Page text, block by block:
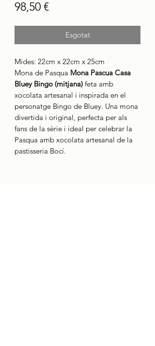
98,50 €Price
Esgotat
Mides: 22cm x 22cm x 25cm
Mona de Pasqua Mona Pascua Casa
Bluey Bingo (mitjana) feta amb
xocolata artesanal i inspirada en el
personatge Bingo de Bluey. Una mona
divertida i original, perfecta per als
fans de la sèrie i ideal per celebrar la
Pasqua amb xocolata artesanal de la
pastisseria Bocí.